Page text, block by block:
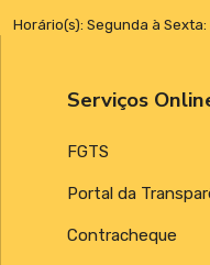
Horário(s): Segunda à
Serviços
FGTS
Portal da
Contracheque